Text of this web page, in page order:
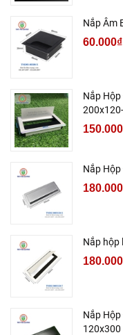
Nắp Âm
60.000₫
Nắp
Nắp
Nắp hộp
Nắp
120x300